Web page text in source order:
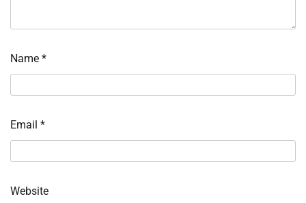
Name *
Email *
Website